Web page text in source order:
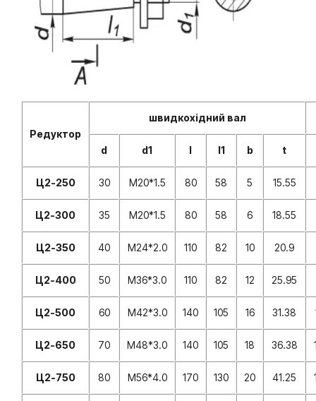
Редуктор
швидкохідний вал
d d1 l l1 b t
Ц2-250 30 M20*1.5 80 58 5 15.55
Ц2-300 35 M20*1.5 80 58 6 18.55
Ц2-350 40 M24*2.0 110 82 10 20.9
Ц2-400 50 M36*3.0 110 82 12 25.95
Ц2-500 60 M42*3.0 140 105 16 31.38
Ц2-650 70 M48*3.0 140 105 18 36.38
Ц2-750 80 M56*4.0 170 130 20 41.25